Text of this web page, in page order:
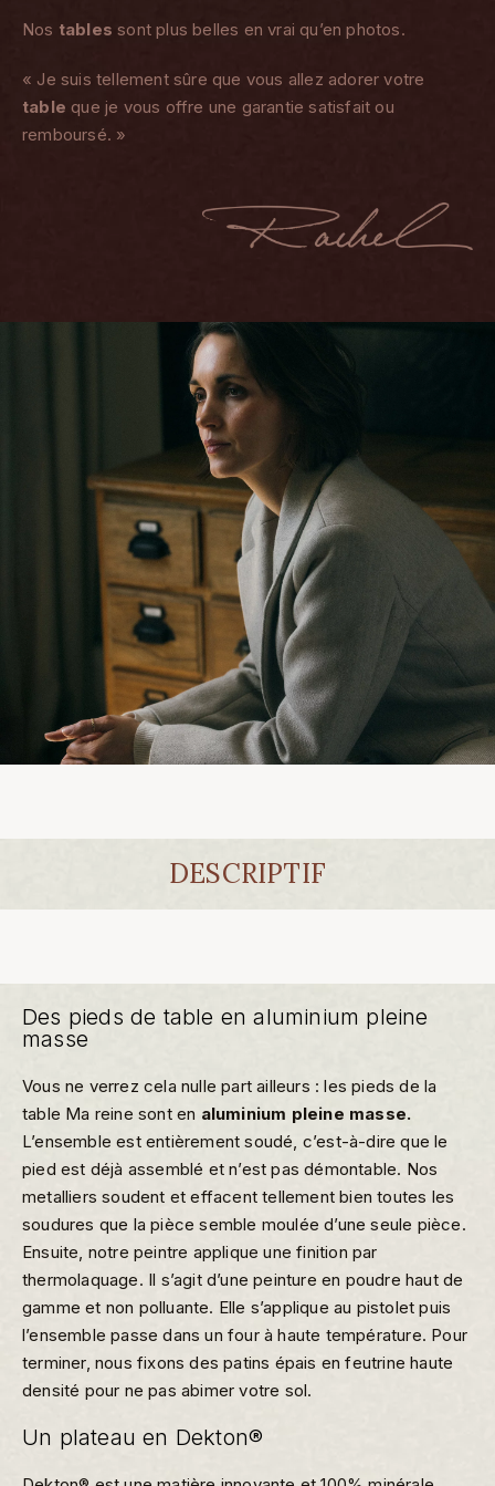
Nos tables sont plus belles en vrai qu’en photos.
« Je suis tellement sûre que vous allez adorer votre
table que je vous offre une garantie satisfait ou
remboursé. »
DESCRIPTIF
Des pieds de table en aluminium pleine
masse
Vous ne verrez cela nulle part ailleurs : les pieds de la
table Ma reine sont en aluminium pleine masse.
L’ensemble est entièrement soudé, c’est-à-dire que le
pied est déjà assemblé et n’est pas démontable. Nos
metalliers soudent et effacent tellement bien toutes les
soudures que la pièce semble moulée d’une seule pièce.
Ensuite, notre peintre applique une finition par
thermolaquage. Il s’agit d’une peinture en poudre haut de
gamme et non polluante. Elle s’applique au pistolet puis
l’ensemble passe dans un four à haute température. Pour
terminer, nous fixons des patins épais en feutrine haute
densité pour ne pas abimer votre sol.
Un plateau en Dekton®